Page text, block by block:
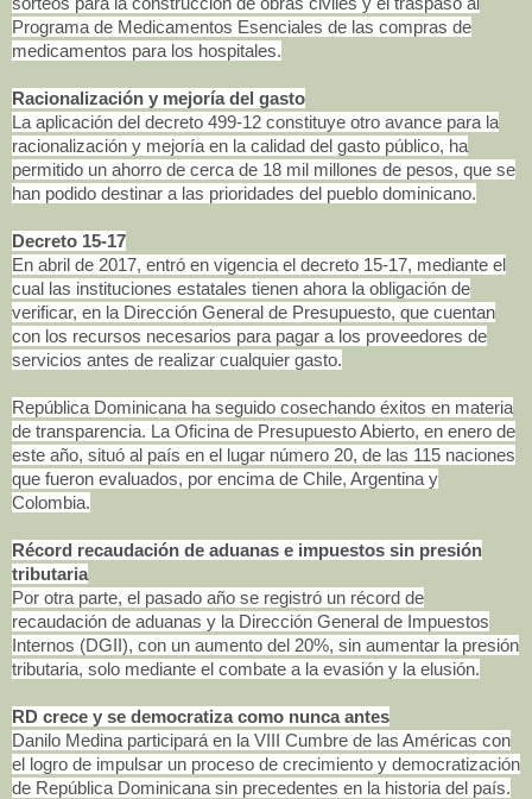
Programa de Medicamentos Esenciales de las compras de
medicamentos para los hospitales.
Racionalización y mejoría del gasto
La aplicación del decreto 499-12 constituye otro avance para la
racionalización y mejoría en la calidad del gasto público, ha
permitido un ahorro de cerca de 18 mil millones de pesos, que se
han podido destinar a las prioridades del pueblo dominicano.
Decreto 15-17
En abril de 2017, entró en vigencia el decreto 15-17, mediante el
cual las instituciones estatales tienen ahora la obligación de
verificar, en la Dirección General de Presupuesto, que cuentan
con los recursos necesarios para pagar a los proveedores de
servicios antes de realizar cualquier gasto.
República Dominicana ha seguido cosechando éxitos en materia
de transparencia. La Oficina de Presupuesto Abierto, en enero de
este año, situó al país en el lugar número 20, de las 115 naciones
que fueron evaluados, por encima de Chile, Argentina y
Colombia.
Récord recaudación de aduanas e impuestos sin presión
tributaria
Por otra parte, el pasado año se registró un récord de
recaudación de aduanas y la Dirección General de Impuestos
Internos (DGII), con un aumento del 20%, sin aumentar la presión
tributaria, solo mediante el combate a la evasión y la elusión.
RD crece y se democratiza como nunca antes
Danilo Medina participará en la VIII Cumbre de las Américas con
el logro de impulsar un proceso de crecimiento y democratización
de República Dominicana sin precedentes en la historia del país.